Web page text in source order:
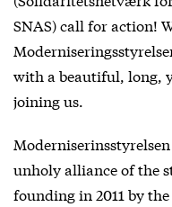
SNAS) call for action!
with a beautiful, long,
joining us.
unholy alliance of the
founding in 2011 by